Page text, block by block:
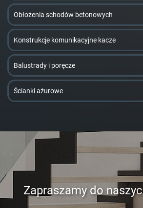
Obłożenia schodów betonowych
Konstrukcje komunikacyjne kacze
Balustrady i poręcze
Ścianki ażurowe
Zapraszamy do